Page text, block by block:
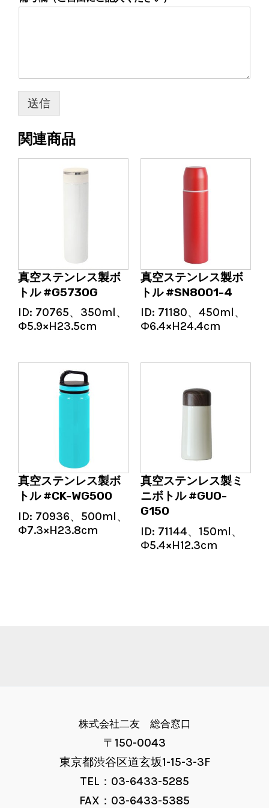
送信
関連商品
真空ステンレス製ボ
トル #G5730G
ID: 70765、350ml、
Φ5.9×H23.5cm
真空ステンレス製ボ
トル #SN8001-4
ID: 71180、450ml、
Φ6.4×H24.4cm
真空ステンレス製ボ
トル #CK-WG500
ID: 70936、500ml、
Φ7.3×H23.8cm
真空ステンレス製ミ
ニボトル #GUO-
G150
ID: 71144、150ml、
Φ5.4×H12.3cm
株式会社二友 総合窓口
〒150-0043
東京都渋谷区道玄坂1-15-3-3F
TEL：03-6433-5285
FAX：03-6433-5385